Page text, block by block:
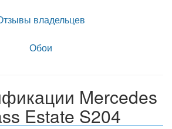
владельцев
Обои
Mercedes
Estate S204